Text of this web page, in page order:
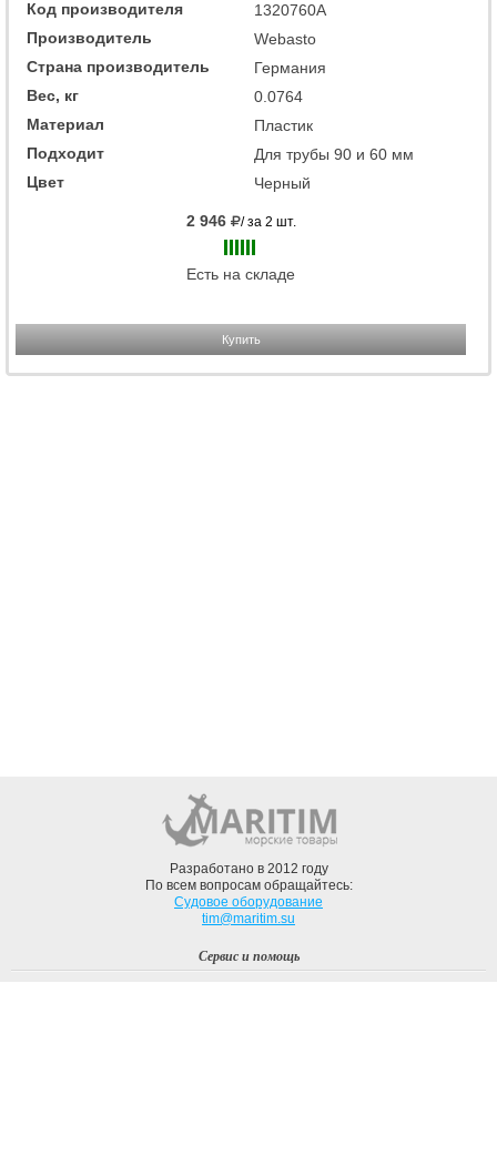
Код производителя
1320760A
Производитель
Webasto
Страна производитель
Германия
Вес, кг
0.0764
Материал
Пластик
Подходит
Для трубы 90 и 60 мм
Цвет
Черный
2 946 / за 2 шт.
Есть на складе
Купить
Разработано в 2012 году
По всем вопросам обращайтесь:
Судовое оборудование
tim@maritim.su
Сервис и помощь